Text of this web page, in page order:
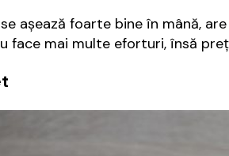
aşează foarte bine în mână,
face mai multe eforturi, însă